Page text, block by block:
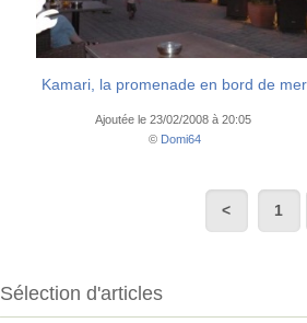
Kamari, la promenade en bord de mer
Ajoutée le 23/02/2008 à 20:05
© Domi64
1
Sélection d'articles